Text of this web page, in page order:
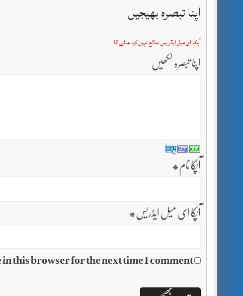
اپنا تبصرہ بھیجیں
آپکا ای میل ایڈریس شائع نہیں کیا جائے گا
اپنا تبصرہ لکھیں
آپکا نام *
آپکا ای میل ایڈریس *
this browser for the next time I comment.